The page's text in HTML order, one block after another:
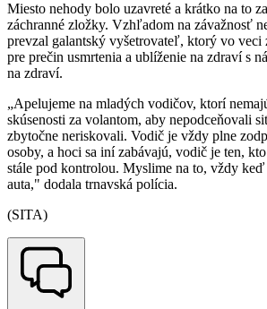
Miesto nehody bolo uzavreté a krátko na to
záchranné zložky. Vzhľadom na závažnosť
prevzal galantský vyšetrovateľ, ktorý vo veci
pre prečin usmrtenia a ublíženie na zdraví s
na zdraví.
„Apelujeme na mladých vodičov, ktorí
skúsenosti za volantom, aby nepodceňovali
zbytočne neriskovali. Vodič je vždy plne
osoby, a hoci sa iní zabávajú, vodič je ten,
stále pod kontrolou. Myslime na to, vždy keď
auta," dodala trnavská polícia.
(SITA)